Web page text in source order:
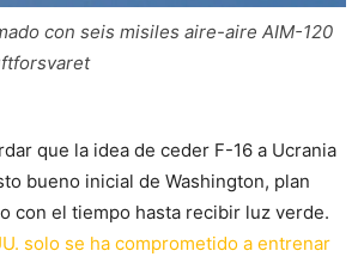
con seis misiles aire-aire AIM-120
que la idea de ceder F-16 a Ucrania
bueno inicial de Washington, plan
con el tiempo hasta recibir luz verde.
solo se ha comprometido a entrenar